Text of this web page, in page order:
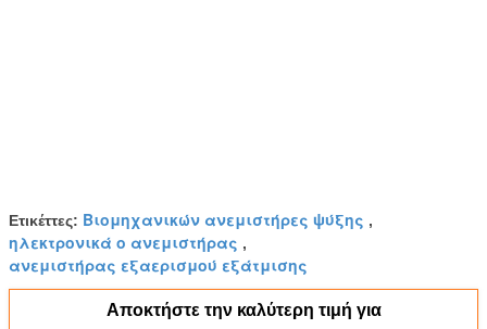
Ετικέττες: Βιομηχανικών ανεμιστήρες ψύξης ,
ηλεκτρονικά ο ανεμιστήρας ,
ανεμιστήρας εξαερισμού εξάτμισης
Αποκτήστε την καλύτερη τιμή για